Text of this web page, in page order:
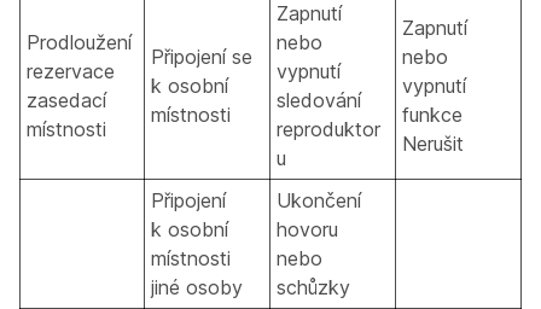
Prodloužení
rezervace
zasedací
místnosti
Připojení se
k osobní
místnosti
Zapnutí
nebo
vypnutí
sledování
reproduktor
u
Zapnutí
nebo
vypnutí
funkce
Nerušit
Připojení
k osobní
místnosti
jiné osoby
Ukončení
hovoru
nebo
schůzky